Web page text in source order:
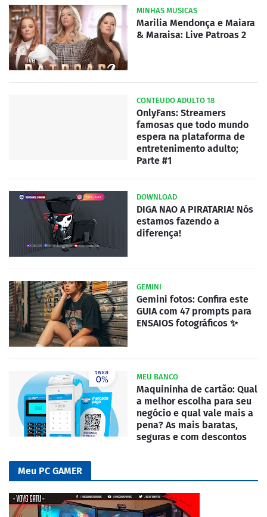
MINHAS MUSICAS
Marilia Mendonça e Maiara
& Maraisa: Live Patroas 2
CONTEUDO ADULTO 18
OnlyFans: Streamers
famosas que todo mundo
espera na plataforma de
entretenimento adulto;
Parte #1
DOWNLOAD
DIGA NAO A PIRATARIA! Nós
estamos fazendo a
diferença!
GEMINI
Gemini fotos: Confira este
GUIA com 47 prompts para
ENSAIOS fotográficos ✨
MEU BANCO
Maquininha de cartão: Qual
a melhor escolha para seu
negócio e qual vale mais a
pena? As mais baratas,
seguras e com descontos
Meu PC GAMER